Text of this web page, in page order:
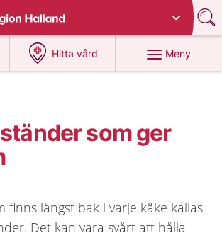
1177
region Halland
Hitta vård
på 1177.se
Meny
som ger
finns längst bak i varje käke kallas
Det kan vara svårt att hålla